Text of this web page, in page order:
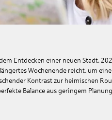
Entdecken einer neuen Stadt.
Wochenende reicht, um
Kontrast zur heimischen
Balance aus geringem